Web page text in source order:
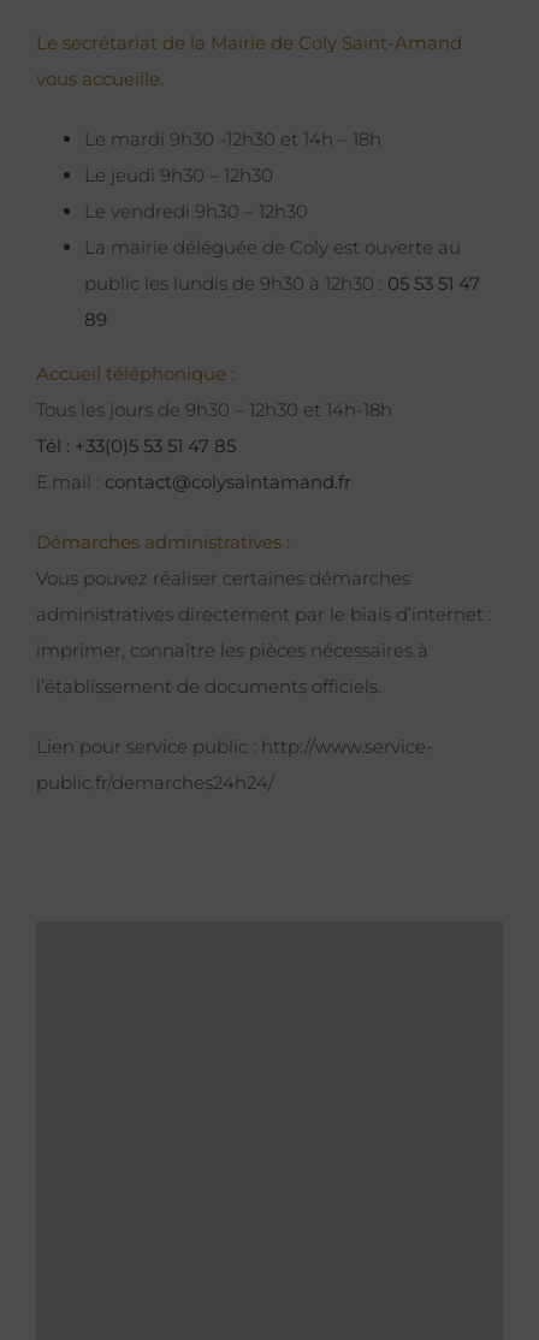
Le secrétariat de la Mairie de Coly Saint-Amand
vous accueille.
Le mardi 9h30 -12h30 et 14h – 18h
Le jeudi 9h30 – 12h30
Le vendredi 9h30 – 12h30
La mairie déléguée de Coly est ouverte au
public les lundis de 9h30 à 12h30 : 05 53 51 47
89
Accueil téléphonique :
Tous les jours de 9h30 – 12h30 et 14h-18h
Tél : +33(0)5 53 51 47 85
E.mail : contact@colysaintamand.fr
Démarches administratives :
Vous pouvez réaliser certaines démarches
administratives directement par le biais d’internet :
imprimer, connaître les pièces nécessaires à
l’établissement de documents officiels.
Lien pour service public : http://www.service-
public.fr/demarches24h24/